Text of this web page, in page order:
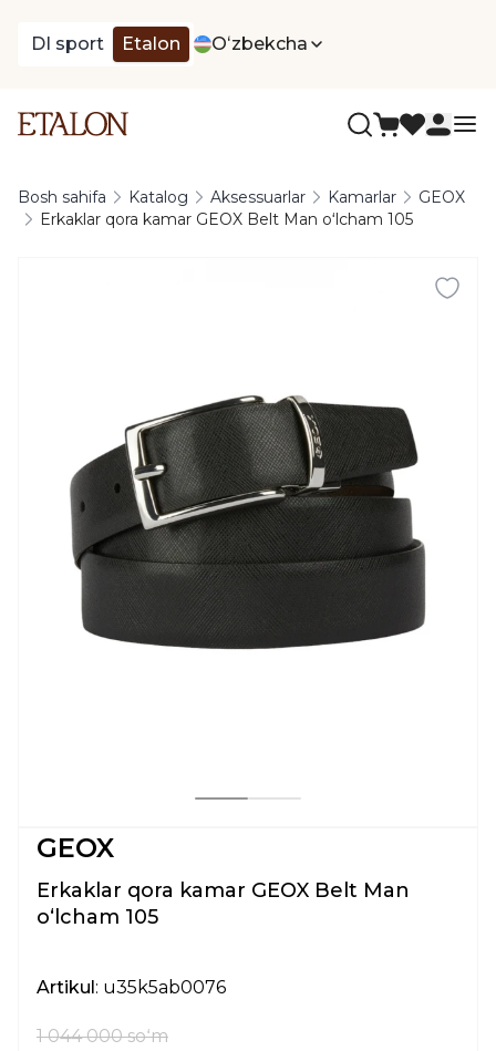
DI sport Etalon Oʻzbekcha
Bosh sahifa Katalog Aksessuarlar Kamarlar
GEOX
Erkaklar qora kamar GEOX Belt Man oʻlcham 105
GEOX
Erkaklar qora kamar GEOX Belt Man
oʻlcham 105
Artikul: u35k5ab0076
1 044 000 soʻm